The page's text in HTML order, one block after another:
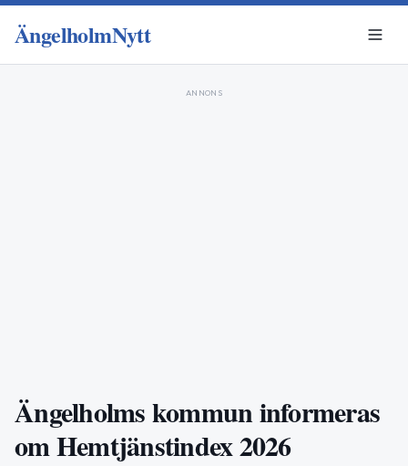
ÄngelholmNytt
ANNONS
Ängelholms kommun informeras
om Hemtjänstindex 2026